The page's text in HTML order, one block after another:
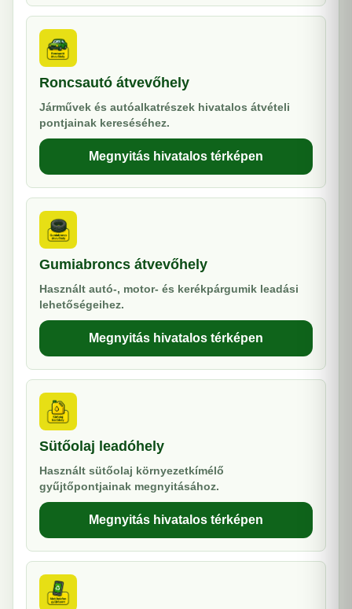
Roncsautó átvevőhely
Járművek és autóalkatrészek hivatalos átvételi
pontjainak kereséséhez.
Megnyitás hivatalos térképen
Gumiabroncs átvevőhely
Használt autó-, motor- és kerékpárgumik leadási
lehetőségeihez.
Megnyitás hivatalos térképen
Sütőolaj leadóhely
Használt sütőolaj környezetkímélő
gyűjtőpontjainak megnyitásához.
Megnyitás hivatalos térképen